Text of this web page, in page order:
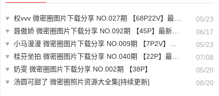
♥ 权vvv 微密圈图片下载分享 NO.027期 【68P22V】最新至：2024.4.14
05/23
♥ 聂傲娇 微密圈图片下载分享 NO.092期 【45P】最新至：2025.1.26
06/17
♥ 小马漫漫 微密圈图片下载分享 NO.009期 【7P2V】最新至：2023.12.10
05/23
♥ 桂芬坐拍 微密圈图片下载分享 NO.040期 【22P】最新至：2024.7.2
07/08
♥ 奶雯 微密圈图片下载分享 NO.002期 【38P】
05/20
♥
汤圆可甜了 微密圈照片资源大全集[持续更新] 08/20